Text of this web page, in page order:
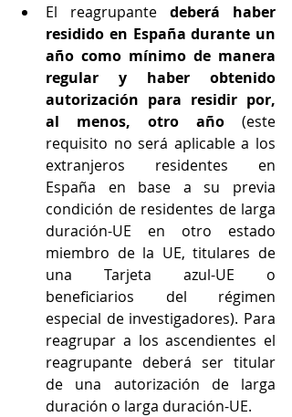
El reagrupante deberá haber
residido en España durante un
año como mínimo de manera
regular y haber obtenido
autorización para residir por,
al menos, otro año (este
requisito no será aplicable a los
extranjeros residentes en
España en base a su previa
condición de residentes de larga
duración-UE en otro estado
miembro de la UE, titulares de
una Tarjeta azul-UE o
beneficiarios del régimen
especial de investigadores). Para
reagrupar a los ascendientes el
reagrupante deberá ser titular
de una autorización de larga
duración o larga duración-UE.